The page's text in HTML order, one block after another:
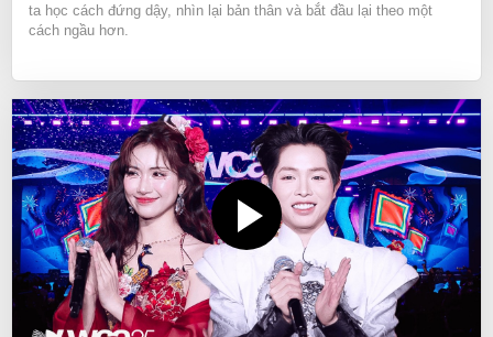
ta học cách đứng dậy, nhìn lại bản thân và bắt đầu lại theo một
cách ngầu hơn.